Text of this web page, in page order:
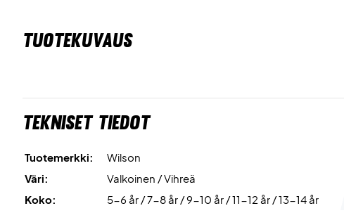
TUOTEKUVAUS
Tekniset tiedot
Tuotemerkki:
Wilson
Väri:
Valkoinen / Vihreä
Koko:
5-6 år / 7-8 år / 9-10 år / 11-12 år / 13-14 år